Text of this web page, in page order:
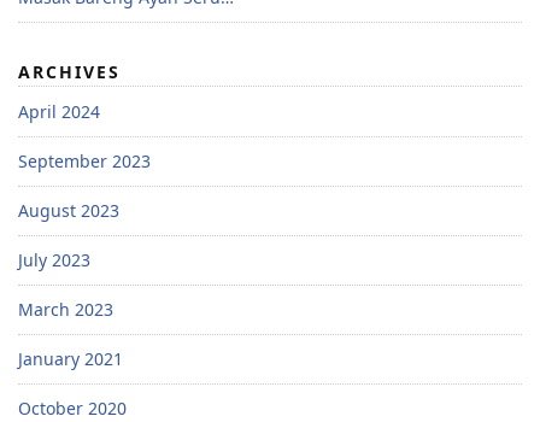
ARCHIVES
April 2024
September 2023
August 2023
July 2023
March 2023
January 2021
October 2020